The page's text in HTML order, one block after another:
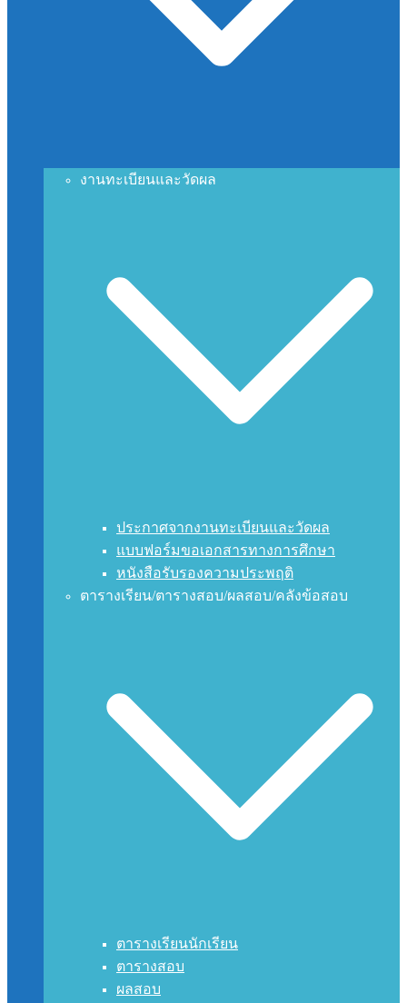
งานทะเบียนและวัดผล
ประกาศจากงานทะเบียนและวัดผล
แบบฟอร์มขอเอกสารทางการศึกษา
หนังสือรับรองความประพฤติ
ตารางเรียน/ตารางสอบ/ผลสอบ/คลังข้อสอบ
ตารางเรียนนักเรียน
ตารางสอบ
ผลสอบ